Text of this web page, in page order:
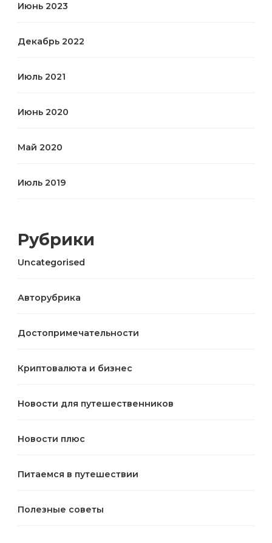
Июнь 2023
Декабрь 2022
Июль 2021
Июнь 2020
Май 2020
Июль 2019
Рубрики
Uncategorised
Авторубрика
Достопримечательности
Криптовалюта и бизнес
Новости для путешественников
Новости плюс
Питаемся в путешествии
Полезные советы